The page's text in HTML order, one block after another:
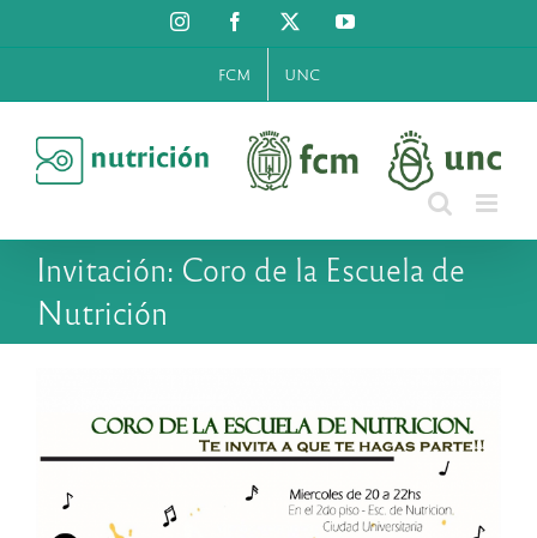
al
InstagramFacebook YouTube
FCM UNC
Invitación: Coro de la Escuela de
Nutrición